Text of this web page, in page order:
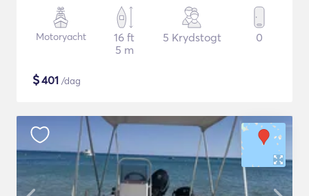
Motoryacht
16 ft
5 m
5 Krydstogt 0
$401 /dag